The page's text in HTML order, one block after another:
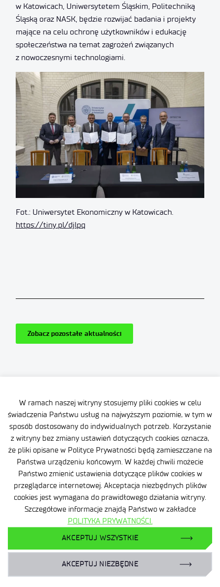
W ramach naszej witryny stosujemy pliki cookies w celu
świadczenia Państwu usług na najwyższym poziomie, w tym w
sposób dostosowany do indywidualnych potrzeb. Korzystanie
z witryny bez zmiany ustawień dotyczących cookies oznacza,
że pliki opisane w Polityce Prywatności będą zamieszczane na
Państwa urządzeniu końcowym. W każdej chwili możecie
Państwo zmienić ustawienia dotyczące plików cookies w
przeglądarce internetowej. Akceptacja niezbędnych plików
cookies jest wymagana do prawidłowego działania witryny.
Szczegółowe informacje znajdą Państwo w zakładce
POLITYKA PRYWATNOŚCI.
AKCEPTUJ WSZYSTKIE
AKCEPTUJ NIEZBĘDNE
w Katowicach, Uniwersytetem Śląskim, Politechniką
Śląską oraz NASK, będzie rozwijać badania i projekty
mające na celu ochronę użytkowników i edukację
społeczeństwa na temat zagrożeń związanych
z nowoczesnymi technologiami.
Fot.: Uniwersytet Ekonomiczny w Katowicach.
https://tiny.pl/djlpq
Zobacz pozostałe aktualności
Dane osobowe
Deklaracja dostępności
Polityka prywatności
Plan Równości Płci Certyfikaty
Promieniowanie jonizujące
Ochrona małoletnich
Zamówienia publiczne